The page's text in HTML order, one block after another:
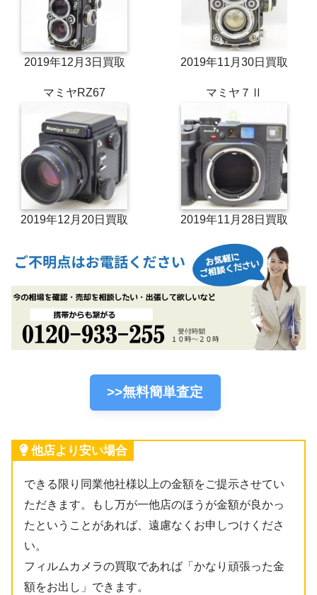
2019年12月3日買取 2019年11月30日買取
マミヤRZ67
2019年12月20日買取
マミヤ７Ⅱ
2019年11月28日買取
2020年1月29日買取
エボニー 大判カメラ
2020年2月8日買取
>>無料簡単査定
他店より安い場合
できる限り同業他社様以上の金額をご提示させてい
ただきます。もし万が一他店のほうが金額が良かっ
たということがあれば、遠慮なくお申しつけくださ
い。
フィルムカメラの買取であれば「かなり頑張った金
額をお出し」できます。